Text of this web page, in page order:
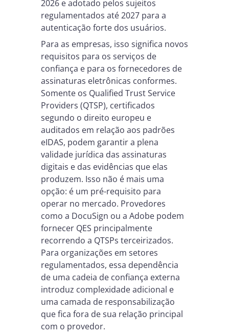
2026 e adotado pelos sujeitos
regulamentados até 2027 para a
autenticação forte dos usuários.
Para as empresas, isso significa novos
requisitos para os serviços de
confiança e para os fornecedores de
assinaturas eletrônicas conformes.
Somente os Qualified Trust Service
Providers (QTSP), certificados
segundo o direito europeu e
auditados em relação aos padrões
eIDAS, podem garantir a plena
validade jurídica das assinaturas
digitais e das evidências que elas
produzem. Isso não é mais uma
opção: é um pré-requisito para
operar no mercado. Provedores
como a DocuSign ou a Adobe podem
fornecer QES principalmente
recorrendo a QTSPs terceirizados.
Para organizações em setores
regulamentados, essa dependência
de uma cadeia de confiança externa
introduz complexidade adicional e
uma camada de responsabilização
que fica fora de sua relação principal
com o provedor.